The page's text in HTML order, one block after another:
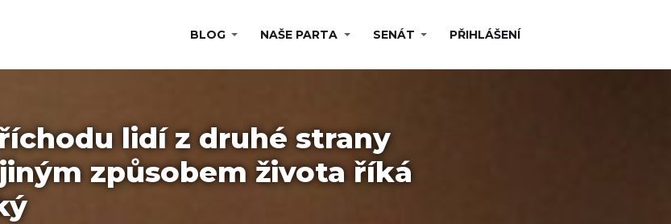
BLOG NAŠE PARTA SENÁT PŘIHLÁŠENÍ
lidí z druhé strany
způsobem života říká